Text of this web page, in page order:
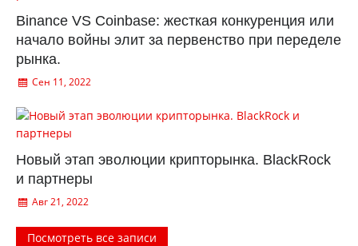
Binance VS Coinbase: жесткая конкуренция или
начало войны элит за первенство при переделе
рынка.
Сен 11, 2022
Новый этап эволюции крипторынка. BlackRock
и партнеры
Авг 21, 2022
Посмотреть все записи